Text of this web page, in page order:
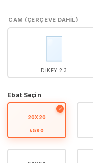
CAM (ÇERÇEVE DAHIL)
DIKEY 2:3
Ebat Seçin
20X20
₺590
✓